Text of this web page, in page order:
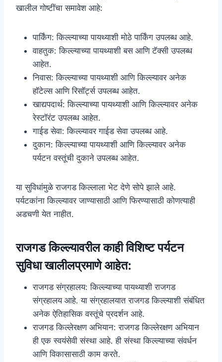
खालील गोष्टींचा समावेश आहे:
पार्किंग: किल्ल्याच्या पायथ्याशी मोठे पार्किंग उपलब्ध आहे.
वाहतुक: किल्ल्याच्या पायथ्याशी बस आणि टॅक्सी उपलब्ध
आहेत.
निवास: किल्ल्याच्या पायथ्याशी आणि किल्ल्यावर अनेक
हॉटेल्स आणि रिसॉर्ट्स उपलब्ध आहेत.
खाद्यपदार्थ: किल्ल्याच्या पायथ्याशी आणि किल्ल्यावर अनेक
रेस्टॉरंट उपलब्ध आहेत.
गाईड सेवा: किल्ल्यावर गाईड सेवा उपलब्ध आहे.
दुकान: किल्ल्याच्या पायथ्याशी आणि किल्ल्यावर अनेक
पर्यटन वस्तूंची दुकाने उपलब्ध आहेत.
या सुविधांमुळे राजगड किल्लाला भेट देणे सोपे झाले आहे.
पर्यटकांना किल्ल्यावर जाण्यासाठी आणि फिरण्यासाठी कोणत्याही
अडचणी येत नाहीत.
राजगड किल्ल्यावरील काही विशिष्ट पर्यटन
सुविधा खालीलप्रमाणे आहेत:
राजगड संग्रहालय: किल्ल्याच्या पायथ्याशी राजगड
संग्रहालय आहे. या संग्रहालयात राजगड किल्ल्याशी संबंधित
अनेक ऐतिहासिक वस्तूंचे प्रदर्शन आहे.
राजगड किल्लेरक्षण अभियान: राजगड किल्लेरक्षण अभियान
ही एक स्वयंसेवी संस्था आहे. ही संस्था किल्ल्याच्या संवर्धन
आणि विकासासाठी काम करते.